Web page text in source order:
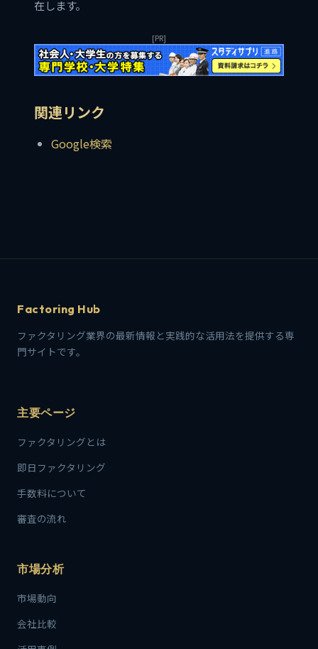
在します。
[PR]
関連リンク
Google検索
Factoring Hub
ファクタリング業界の最新情報と実践的な活用法を提供する専
門サイトです。
主要ページ
ファクタリングとは
即日ファクタリング
手数料について
審査の流れ
市場分析
市場動向
会社比較